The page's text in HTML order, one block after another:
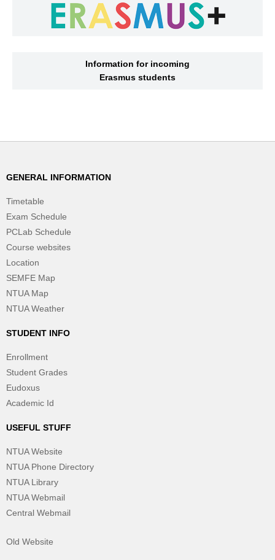
Information for incoming
Erasmus students
GENERAL INFORMATION
Timetable
Exam Schedule
PCLab Schedule
Course websites
Location
SEMFE Map
NTUA Map
NTUA Weather
STUDENT INFO
Enrollment
Student Grades
Eudoxus
Academic Id
USEFUL STUFF
NTUA Website
NTUA Phone Directory
NTUA Library
NTUA Webmail
Central Webmail
Old Website